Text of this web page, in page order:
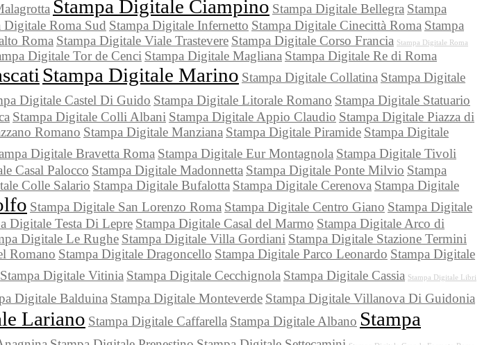
Stampa Digitale Ciampino Stampa Digitale Bellegra Stampa
Digitale Roma Sud Stampa Digitale Infernetto Stampa Digitale Cinecittà Roma Stampa
Roma Stampa Digitale Viale Trastevere Stampa Digitale Corso Francia Stampa Digitale Roma
Digitale Tor de Cenci Stampa Digitale Magliana Stampa Digitale Re di Roma
Stampa Digitale Marino Stampa Digitale Collatina Stampa Digitale
Digitale Castel Di Guido Stampa Digitale Litorale Romano Stampa Digitale Statuario
Stampa Digitale Colli Albani Stampa Digitale Appio Claudio Stampa Digitale Piazza di
Romano Stampa Digitale Manziana Stampa Digitale Piramide Stampa Digitale
Digitale Bravetta Roma Stampa Digitale Eur Montagnola Stampa Digitale Tivoli
Casal Palocco Stampa Digitale Madonnetta Stampa Digitale Ponte Milvio Stampa
Colle Salario Stampa Digitale Bufalotta Stampa Digitale Cerenova Stampa Digitale
Stampa Digitale San Lorenzo Roma Stampa Digitale Centro Giano Stampa Digitale
Digitale Testa Di Lepre Stampa Digitale Casal del Marmo Stampa Digitale Arco di
Digitale Le Rughe Stampa Digitale Villa Gordiani Stampa Digitale Stazione Termini
Romano Stampa Digitale Dragoncello Stampa Digitale Parco Leonardo Stampa Digitale
Stampa Digitale Vitinia Stampa Digitale Cecchignola Stampa Digitale Cassia Stampa Digitale Libri
Digitale Balduina Stampa Digitale Monteverde Stampa Digitale Villanova Di Guidonia
Lariano Stampa Digitale Caffarella Stampa Digitale Albano Stampa